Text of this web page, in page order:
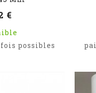
€
possibles